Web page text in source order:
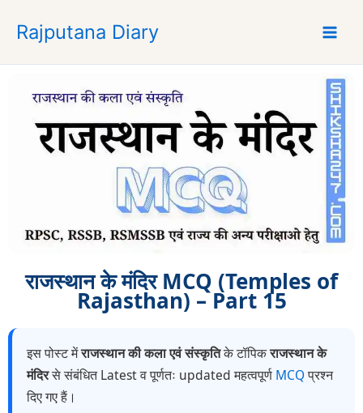
p
Rajputana Diary
राजस्थान के मंदिर MCQ (Temples of
Rajasthan) – Part 15
इस पोस्ट मेंराजस्थान की कला एवं संस्कृतिके टॉपिकराजस्थान के
मंदिरसे संबंधित Latest व पूर्णतः updated महत्वपूर्ण MCQप्रश्न
दिए गए हैं।